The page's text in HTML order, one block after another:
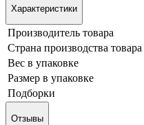
Характеристики
Производитель товара
Страна производства товара
Вес в упаковке
Размер в упаковке
Подборки
Отзывы